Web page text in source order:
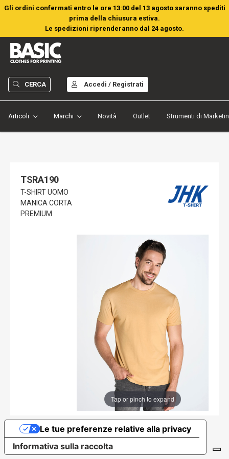
Gli ordini confermati entro le ore 13:00 del 13 agosto saranno spediti
prima della chiusura estiva.
Le spedizioni riprenderanno dal 24 agosto.
Articoli Marchi Novità Outlet Strumenti di
CERCA Accedi / Registrati
TSRA190
T-SHIRT UOMO
MANICA CORTA
PREMIUM
Tap or pinch to expand
Informativa sulla raccolta
Le tue preferenze relative alla privacy